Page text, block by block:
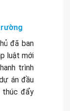
đã ban
luật mới
trình
án đầu
thúc đẩy